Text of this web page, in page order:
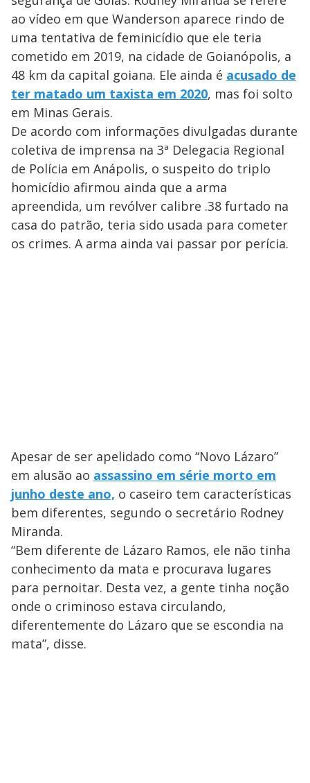
ao vídeo em que Wanderson aparece rindo de
uma tentativa de feminicídio que ele teria
cometido em 2019, na cidade de Goianópolis, a
48 km da capital goiana. Ele ainda é acusado de
ter matado um taxista em 2020, mas foi solto
em Minas Gerais.
De acordo com informações divulgadas durante
coletiva de imprensa na 3ª Delegacia Regional
de Polícia em Anápolis, o suspeito do triplo
homicídio afirmou ainda que a arma
apreendida, um revólver calibre .38 furtado na
casa do patrão, teria sido usada para cometer
os crimes. A arma ainda vai passar por perícia.
Apesar de ser apelidado como “Novo Lázaro”
em alusão ao assassino em série morto em
junho deste ano, o caseiro tem características
bem diferentes, segundo o secretário Rodney
Miranda.
“Bem diferente de Lázaro Ramos, ele não tinha
conhecimento da mata e procurava lugares
para pernoitar. Desta vez, a gente tinha noção
onde o criminoso estava circulando,
diferentemente do Lázaro que se escondia na
mata”, disse.